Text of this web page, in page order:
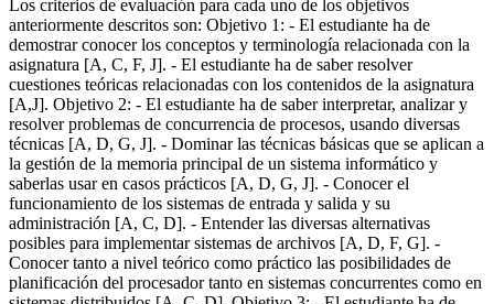
Los criterios de evaluación para cada uno de los objetivos
anteriormente descritos son: Objetivo 1: - El estudiante ha de
demostrar conocer los conceptos y terminología relacionada con la
asignatura [A, C, F, J]. - El estudiante ha de saber resolver
cuestiones teóricas relacionadas con los contenidos de la asignatura
[A,J]. Objetivo 2: - El estudiante ha de saber interpretar, analizar y
resolver problemas de concurrencia de procesos, usando diversas
técnicas [A, D, G, J]. - Dominar las técnicas básicas que se aplican a
la gestión de la memoria principal de un sistema informático y
saberlas usar en casos prácticos [A, D, G, J]. - Conocer el
funcionamiento de los sistemas de entrada y salida y su
administración [A, C, D]. - Entender las diversas alternativas
posibles para implementar sistemas de archivos [A, D, F, G]. -
Conocer tanto a nivel teórico como práctico las posibilidades de
planificación del procesador tanto en sistemas concurrentes como en